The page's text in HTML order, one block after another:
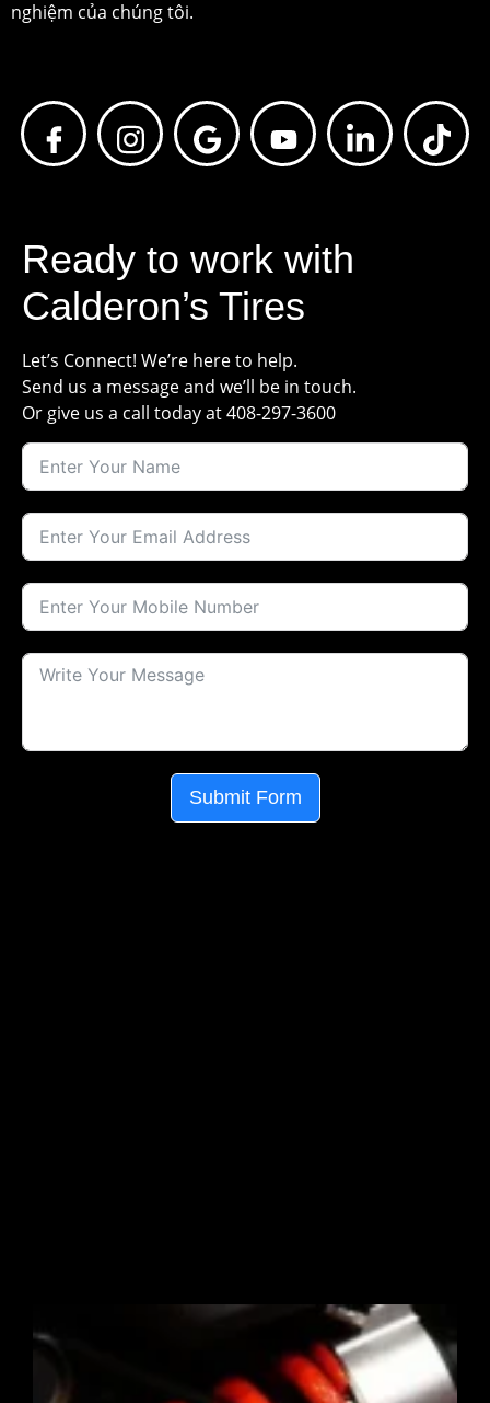
nghiệm của chúng tôi.
Ready to work with
Calderon’s Tires
Let’s Connect! We’re here to help.
Send us a message and we’ll be in touch.
Or give us a call today at 408-297-3600
Submit Form